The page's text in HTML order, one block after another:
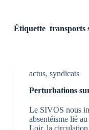
Étiquette transports
actus, syndicats
Perturbations
Le SIVOS nous
absentéisme lié